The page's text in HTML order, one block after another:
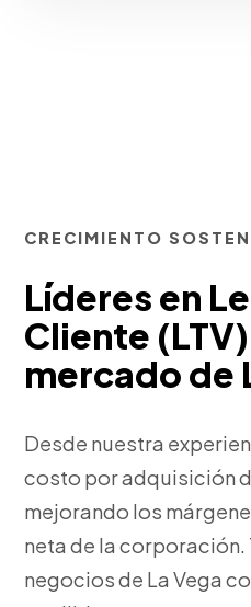
CRECIMIENTO
Líderes en
Cliente
mercado de
Desde nuestra
costo por adquisición
mejorando los
neta de la
negocios de La Vega